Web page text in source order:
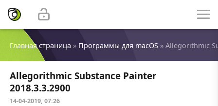
Главная страница » Программы для macOS » Allegorithmic
Allegorithmic Substance Painter
2018.3.3.2900
14-04-2019, 07:26